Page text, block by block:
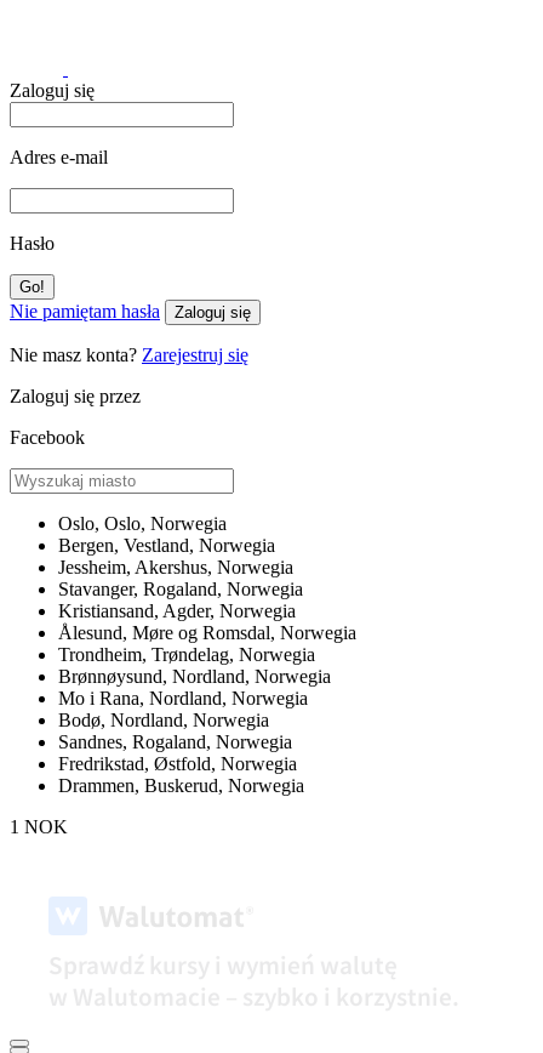
Zaloguj się
Adres e-mail
Hasło
Nie pamiętam hasła Zaloguj się
Nie masz konta? Zarejestruj się
Zaloguj się przez
Facebook
Oslo, Oslo, Norwegia
Bergen, Vestland, Norwegia
Jessheim, Akershus, Norwegia
Stavanger, Rogaland, Norwegia
Kristiansand, Agder, Norwegia
Ålesund, Møre og Romsdal, Norwegia
Trondheim, Trøndelag, Norwegia
Brønnøysund, Nordland, Norwegia
Mo i Rana, Nordland, Norwegia
Bodø, Nordland, Norwegia
Sandnes, Rogaland, Norwegia
Fredrikstad, Østfold, Norwegia
Drammen, Buskerud, Norwegia
1 NOK